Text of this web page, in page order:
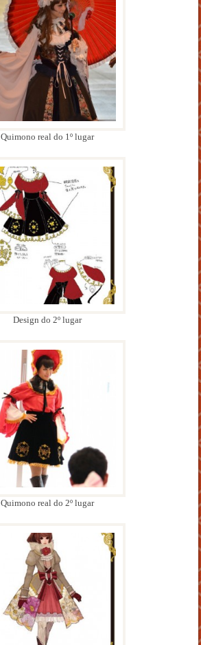
Quimono real do 1º lugar
Design do 2º lugar
Quimono real do 2º lugar